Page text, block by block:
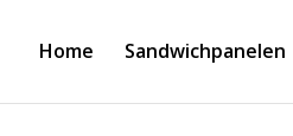
Home Sandwichpanelen